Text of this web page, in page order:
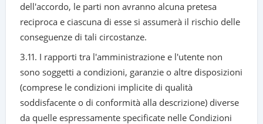
dell'accordo, le parti non avranno alcuna pretesa
reciproca e ciascuna di esse si assumerà il rischio delle
conseguenze di tali circostanze.
3.11. I rapporti tra l'amministrazione e l'utente non
sono soggetti a condizioni, garanzie o altre disposizioni
(comprese le condizioni implicite di qualità
soddisfacente o di conformità alla descrizione) diverse
da quelle espressamente specificate nelle Condizioni